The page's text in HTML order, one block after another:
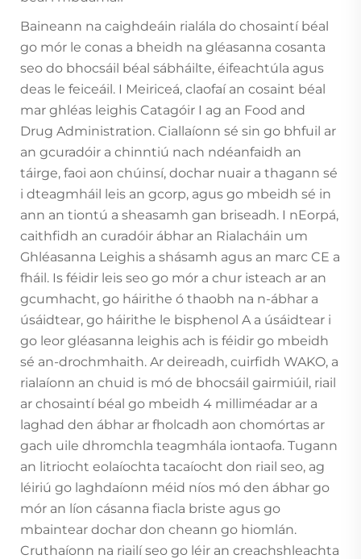
Baineann na caighdeáin rialála do chosaintí béal
go mór le conas a bheidh na gléasanna cosanta
seo do bhocsáil béal sábháilte, éifeachtúla agus
deas le feiceáil. I Meiriceá, claofaí an cosaint béal
mar ghléas leighis Catagóir I ag an Food and
Drug Administration. Ciallaíonn sé sin go bhfuil ar
an gcuradóir a chinntiú nach ndéanfaidh an
táirge, faoi aon chúinsí, dochar nuair a thagann sé
i dteagmháil leis an gcorp, agus go mbeidh sé in
ann an tiontú a sheasamh gan briseadh. I nEorpá,
caithfidh an curadóir ábhar an Rialacháin um
Ghléasanna Leighis a shásamh agus an marc CE a
fháil. Is féidir leis seo go mór a chur isteach ar an
gcumhacht, go háirithe ó thaobh na n-ábhar a
úsáidtear, go háirithe le bisphenol A a úsáidtear i
go leor gléasanna leighis ach is féidir go mbeidh
sé an-drochmhaith. Ar deireadh, cuirfidh WAKO, a
rialaíonn an chuid is mó de bhocsáil gairmiúil, riail
ar chosaintí béal go mbeidh 4 milliméadar ar a
laghad den ábhar ar fholcadh aon chomórtas ar
gach uile dhromchla teagmhála iontaofa. Tugann
an litriocht eolaíochta tacaíocht don riail seo, ag
léiriú go laghdaíonn méid níos mó den ábhar go
mór an líon cásanna fiacla briste agus go
mbaintear dochar don cheann go hiomlán.
Cruthaíonn na riailí seo go léir an creachshleachta